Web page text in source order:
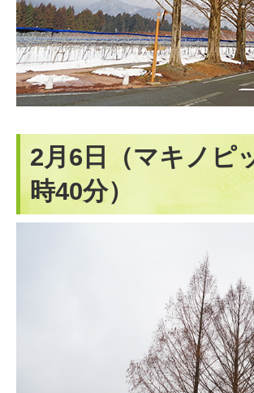
2月6日（マキノピ
時40分）